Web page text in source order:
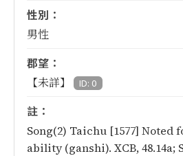
性別：
男性
郡望：
【未詳】 ID: 0
註：
Song(2) Taichu [1577]
ability (ganshi). XCB, 48.14a;